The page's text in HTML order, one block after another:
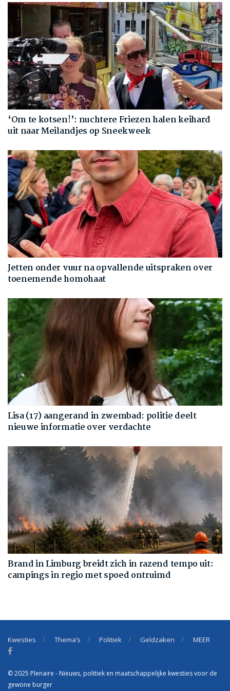
‘Om te kotsen!’: nuchtere Friezen halen keihard
uit naar Meilandjes op Sneekweek
Jetten onder vuur na opvallende uitspraken over
toenemende homohaat
Lisa (17) aangerand in zwembad: politie deelt
nieuwe informatie over verdachte
Brand in Limburg breidt zich in razend tempo uit:
campings in regio met spoed ontruimd
Kwesties Thema’s Politiek Geldzaken MEER
© 2025 Plenaire - Nieuws, politiek en maatschappelijke kwesties voor de
gewone burger